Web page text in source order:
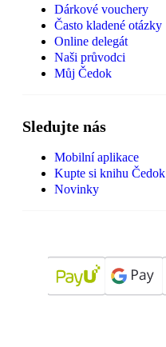
Dárkové vouchery
Často kladené otázky
Online delegát
Naši průvodci
Můj Čedok
Sledujte nás
Mobilní aplikace
Kupte si knihu Čedok
Novinky